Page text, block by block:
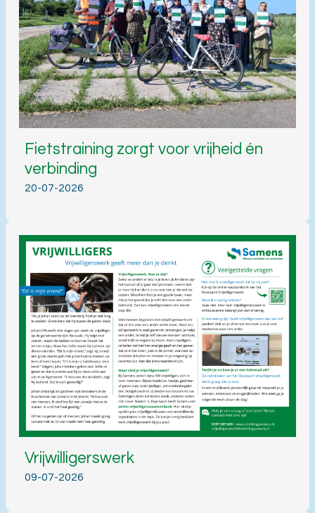
Fietstraining zorgt voor vrijheid én
verbinding
20-07-2026
Vrijwilligerswerk
09-07-2026